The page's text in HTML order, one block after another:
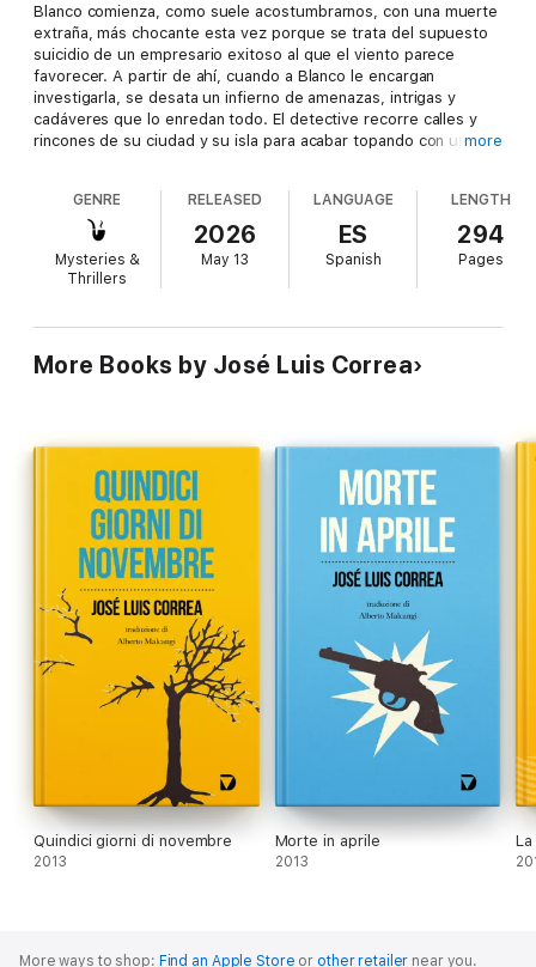
Blanco comienza, como suele acostumbrarnos, con una muerte
extraña, más chocante esta vez porque se trata del supuesto
suicidio de un empresario exitoso al que el viento parece
favorecer. A partir de ahí, cuando a Blanco le encargan
investigarla, se desata un infierno de amenazas, intrigas y
cadáveres que lo enredan todo. El detective recorre calles y
rincones de su ciudad y su isla para acabar topando con una
mundo regresa José Luis Correa a su versión más negra, sin
olvidar lo que el propio escritor considera innegociable: el
estilo. Los lectores de sus novelas reconocerán pronto esa
forma tan plástica, por lírica, de narrar y esa socarronería que lo
impregna todo y que ha hecho del lenguaje la marca de agua
more
GENRE
Mysteries &
Thrillers
RELEASED
2026
May 13
LANGUAGE
ES
Spanish
LENGTH
294
Pages
More Books by José Luis Correa
Quindici giorni di novembre
2013
Morte in aprile
2013
More ways to shop: Find an Apple Store or other retailer near you.